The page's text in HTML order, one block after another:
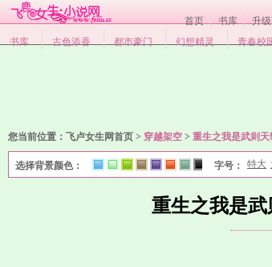
首页 书库 升
书库
古色添香 都市豪门 幻想精灵 青春校
您当前位置： 飞卢女生网首页 > 穿越架空 > 重生之我是武则天
选择背景颜色：
1
2 3 4 5 6 7 8
字号： 特大
重生之我是武